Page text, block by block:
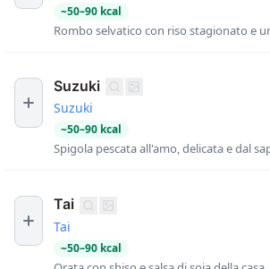
~50–90 kcal
Rombo selvatico con riso stagionato e
Suzuki
Suzuki
~50–90 kcal
Spigola pescata all'amo, delicata e dal
Tai
Tai
~50–90 kcal